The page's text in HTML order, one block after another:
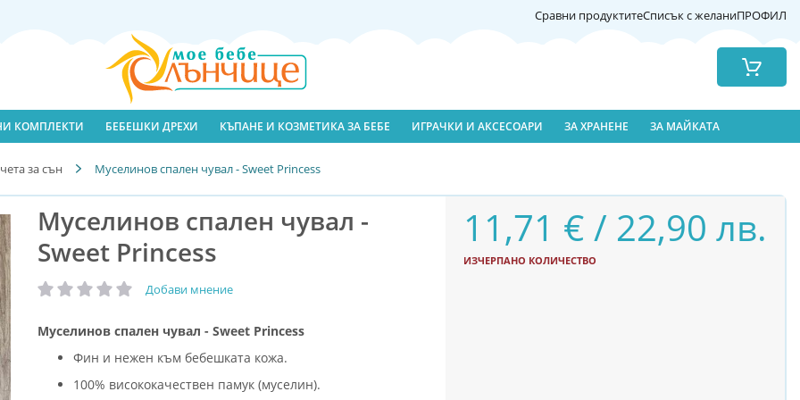
Сравни продуктитеСписък с желаниПРОФИЛ
Количка
КОМПЛЕКТИ БЕБЕШКИ ДРЕХИ КЪПАНЕ И КОЗМЕТИКА ЗА БЕБЕ ИГРАЧКИ И АКСЕСОАРИ ЗА ХРАНЕНЕ ЗА МАЙКАТА
за сън Муселинов спален чувал - Sweet Princess
Муселинов спален чувал -
Sweet Princess
рейтинг: Добави мнение
Муселинов спален чувал - Sweet Princess
Фин и нежен към бебешката кожа.
100% висококачествен памук (муселин).
11,71 € / 22,90 лв.
ИЗЧЕРПАНО КОЛИЧЕСТВО